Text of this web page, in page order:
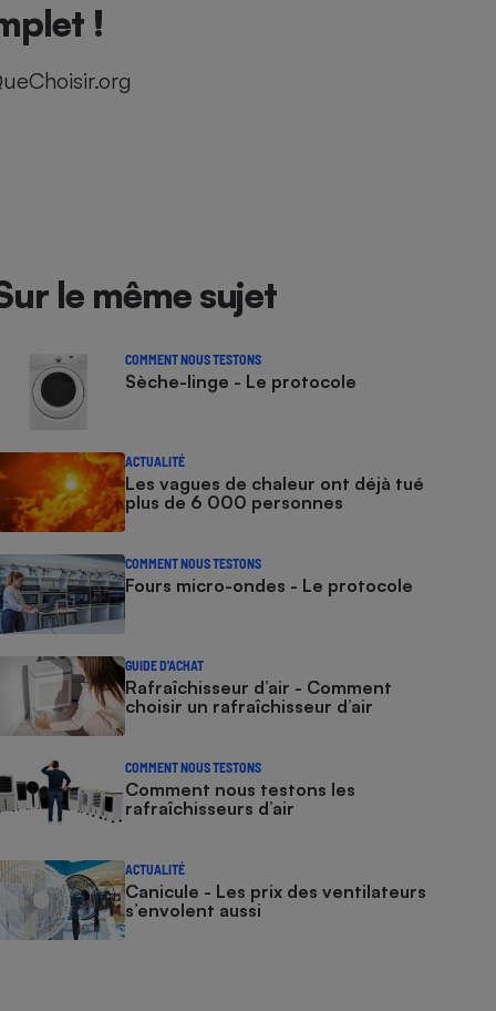
!
le même sujet
COMMENT NOUS TESTONS
Sèche-linge - Le protocole
ACTUALITÉ
Les vagues de chaleur ont déjà tué
plus de 6 000 personnes
COMMENT NOUS TESTONS
Fours micro-ondes - Le protocole
GUIDE D'ACHAT
Rafraîchisseur d’air - Comment
choisir un rafraîchisseur d’air
COMMENT NOUS TESTONS
Comment nous testons les
rafraîchisseurs d’air
ACTUALITÉ
Canicule - Les prix des ventilateurs
s’envolent aussi